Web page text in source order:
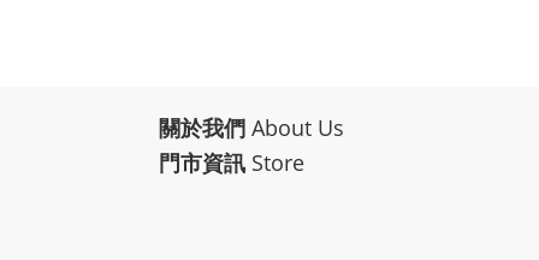
關於我們 About Us
門市資訊 Store